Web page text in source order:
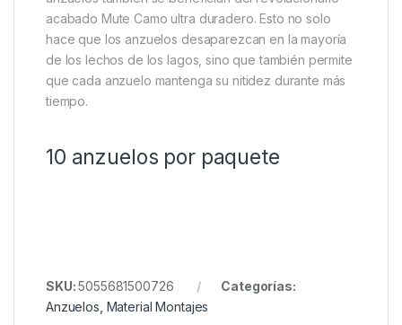
acabado Mute Camo ultra duradero. Esto no solo
hace que los anzuelos desaparezcan en la mayoría
de los lechos de los lagos, sino que también permite
que cada anzuelo mantenga su nitidez durante más
tiempo.
10 anzuelos por paquete
SKU:5055681500726
Categorías:
Anzuelos Material Montajes